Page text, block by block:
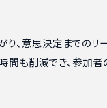
、意思決定までのリ
間も削減でき、参加